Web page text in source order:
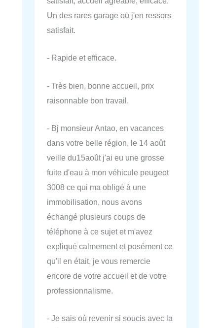
Un des rares garage où j'en ressors
satisfait.
- Rapide et efficace.
- Très bien, bonne accueil, prix
raisonnable bon travail.
- Bj monsieur Antao, en vacances
dans votre belle région, le 14 août
veille du15août j'ai eu une grosse
fuite d'eau à mon véhicule peugeot
3008 ce qui ma obligé à une
immobilisation, nous avons
échangé plusieurs coups de
téléphone à ce sujet et m'avez
expliqué calmement et posément ce
qu'il en était, je vous remercie
encore de votre accueil et de votre
professionnalisme.
- Je sais où revenir si soucis avec la